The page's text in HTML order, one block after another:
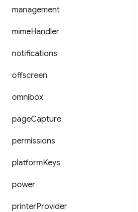
management
mimeHandler
notifications
offscreen
omnibox
pageCapture
permissions
platformKeys
power
printerProvider